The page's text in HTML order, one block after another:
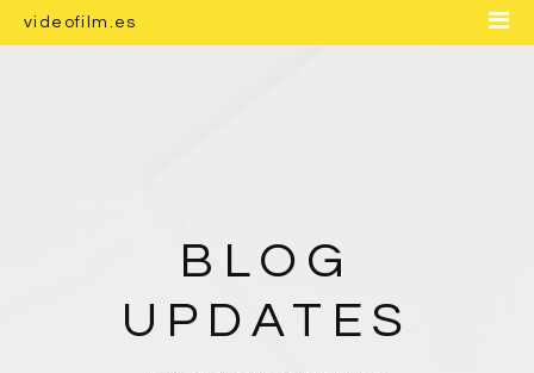
Inicio
videofilm.es
BLOG
UPDATES